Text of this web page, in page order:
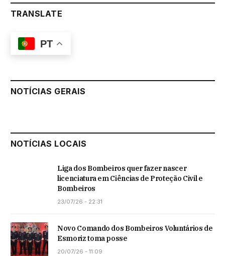
TRANSLATE
PT
NOTÍCIAS GERAIS
NOTÍCIAS LOCAIS
Liga dos Bombeiros quer fazer nascer
licenciatura em Ciências de Proteção Civil e
Bombeiros
23/07/26 - 22:31
Novo Comando dos Bombeiros Voluntários de
Esmoriz toma posse
20/07/26 - 11:09